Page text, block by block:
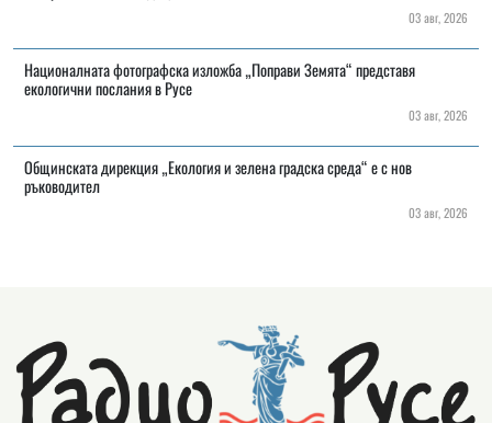
03 авг, 2026
Националната фотографска изложба „Поправи Земята“ представя
екологични послания в Русе
03 авг, 2026
Общинската дирекция „Екология и зелена градска среда“ е с нов
ръководител
03 авг, 2026